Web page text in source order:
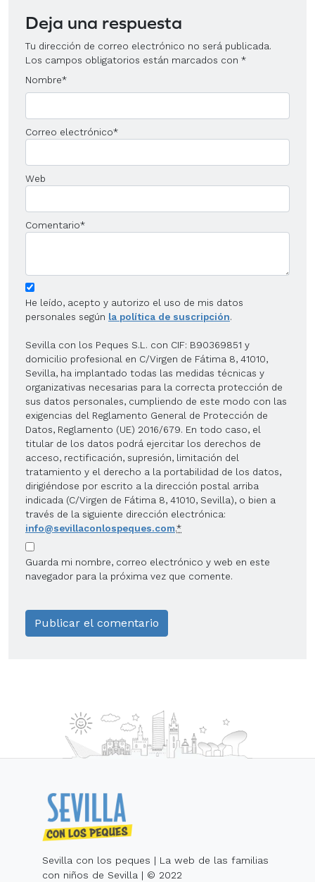
Deja una respuesta
Tu dirección de correo electrónico no será publicada.
Los campos obligatorios están marcados con *
Nombre*
Correo electrónico*
Web
Comentario*
He leído, acepto y autorizo el uso de mis datos
personales según la política de suscripción.
Sevilla con los Peques S.L. con CIF: B90369851 y
domicilio profesional en C/Virgen de Fátima 8, 41010,
Sevilla, ha implantado todas las medidas técnicas y
organizativas necesarias para la correcta protección de
sus datos personales, cumpliendo de este modo con las
exigencias del Reglamento General de Protección de
Datos, Reglamento (UE) 2016/679. En todo caso, el
titular de los datos podrá ejercitar los derechos de
acceso, rectificación, supresión, limitación del
tratamiento y el derecho a la portabilidad de los datos,
dirigiéndose por escrito a la dirección postal arriba
indicada (C/Virgen de Fátima 8, 41010, Sevilla), o bien a
través de la siguiente dirección electrónica:
info@sevillaconlospeques.com.*
Guarda mi nombre, correo electrónico y web en este
navegador para la próxima vez que comente.
Sevilla con los peques | La web de las familias
con niños de Sevilla | © 2022